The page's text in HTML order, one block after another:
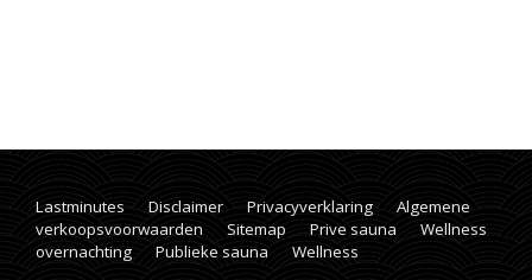
Lastminutes Disclaimer Privacyverklaring
Algemene
verkoopsvoorwaarden
Sitemap Prive sauna
Wellness
overnachting
Publieke sauna Wellness